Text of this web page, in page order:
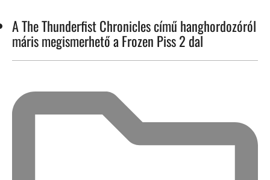
A The Thunderfist Chronicles című hanghordozóról
máris megismerhető a Frozen Piss 2 dal